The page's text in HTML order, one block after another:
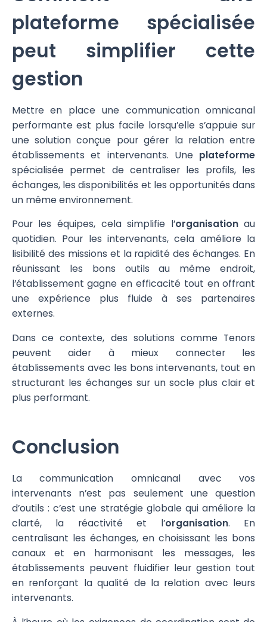
plateforme spécialisée
peut simplifier cette
gestion
Mettre en place une communication omnicanal
performante est plus facile lorsqu’elle s’appuie sur
une solution conçue pour gérer la relation entre
établissements et intervenants. Une plateforme
spécialisée permet de centraliser les profils, les
échanges, les disponibilités et les opportunités dans
un même environnement.
Pour les équipes, cela simplifie l’organisationau
quotidien. Pour les intervenants, cela améliore la
lisibilité des missions et la rapidité des échanges. En
réunissant les bons outils au même endroit,
l’établissement gagne en efficacité tout en offrant
une expérience plus fluide à ses partenaires
externes.
Dans ce contexte, des solutions comme Tenors
peuvent aider à mieux connecter les
établissements avec les bons intervenants, tout en
structurant les échanges sur un socle plus clair et
plus performant.
Conclusion
La communication omnicanal avec vos
intervenants n’est pas seulement une question
d’outils : c’est une stratégie globale qui améliore la
clarté, la réactivité et l’organisation. En
centralisant les échanges, en choisissant les bons
canaux et en harmonisant les messages, les
établissements peuvent fluidifier leur gestion tout
en renforçant la qualité de la relation avec leurs
intervenants.